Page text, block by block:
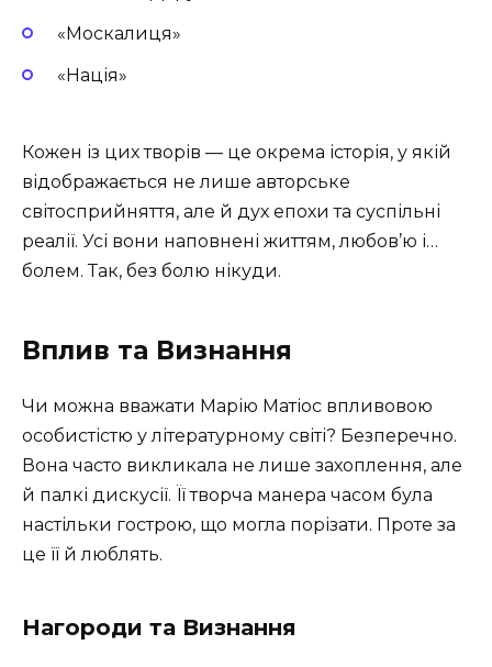
«Москалиця»
«Нація»
Кожен із цих творів — це окрема історія, у якій
відображається не лише авторське
світосприйняття, але й дух епохи та суспільні
реалії. Усі вони наповнені життям, любов’ю і…
болем. Так, без болю нікуди.
Вплив та Визнання
Чи можна вважати Марію Матіос впливовою
особистістю у літературному світі? Безперечно.
Вона часто викликала не лише захоплення, але
й палкі дискусії. Її творча манера часом була
настільки гострою, що могла порізати. Проте за
це її й люблять.
Нагороди та Визнання